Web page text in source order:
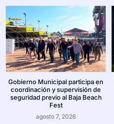
Gobierno Municipal participa en
coordinación y supervisión de
seguridad previo al Baja Beach
Fest
agosto 7, 2026